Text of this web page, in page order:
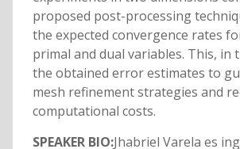
proposed post-processing
the expected convergence rates
primal and dual variables. This, in
the obtained error estimates to
mesh refinement strategies and
computational costs.
SPEAKER BIO:Jhabriel Varela es